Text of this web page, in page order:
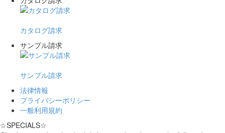
カタログ請求
サンプル請求
サンプル請求
法律情報
プライバシーポリシー
一般利用規約
☆SPECIALS☆